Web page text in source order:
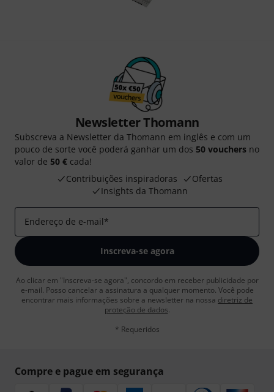
Newsletter Thomann
Subscreva a Newsletter da Thomann em inglês e com um
pouco de sorte você poderá ganhar um dos 50 vouchers no
valor de 50 € cada!
Contribuições inspiradoras
Ofertas
Insights da Thomann
Endereço de e-mail*
Inscreva-se agora
Ao clicar em "Inscreva-se agora", concordo em receber publicidade por
e-mail. Posso cancelar a assinatura a qualquer momento. Você pode
encontrar mais informações sobre a newsletter na nossa diretriz de
proteção de dados.
* Requeridos
Compre e pague em segurança